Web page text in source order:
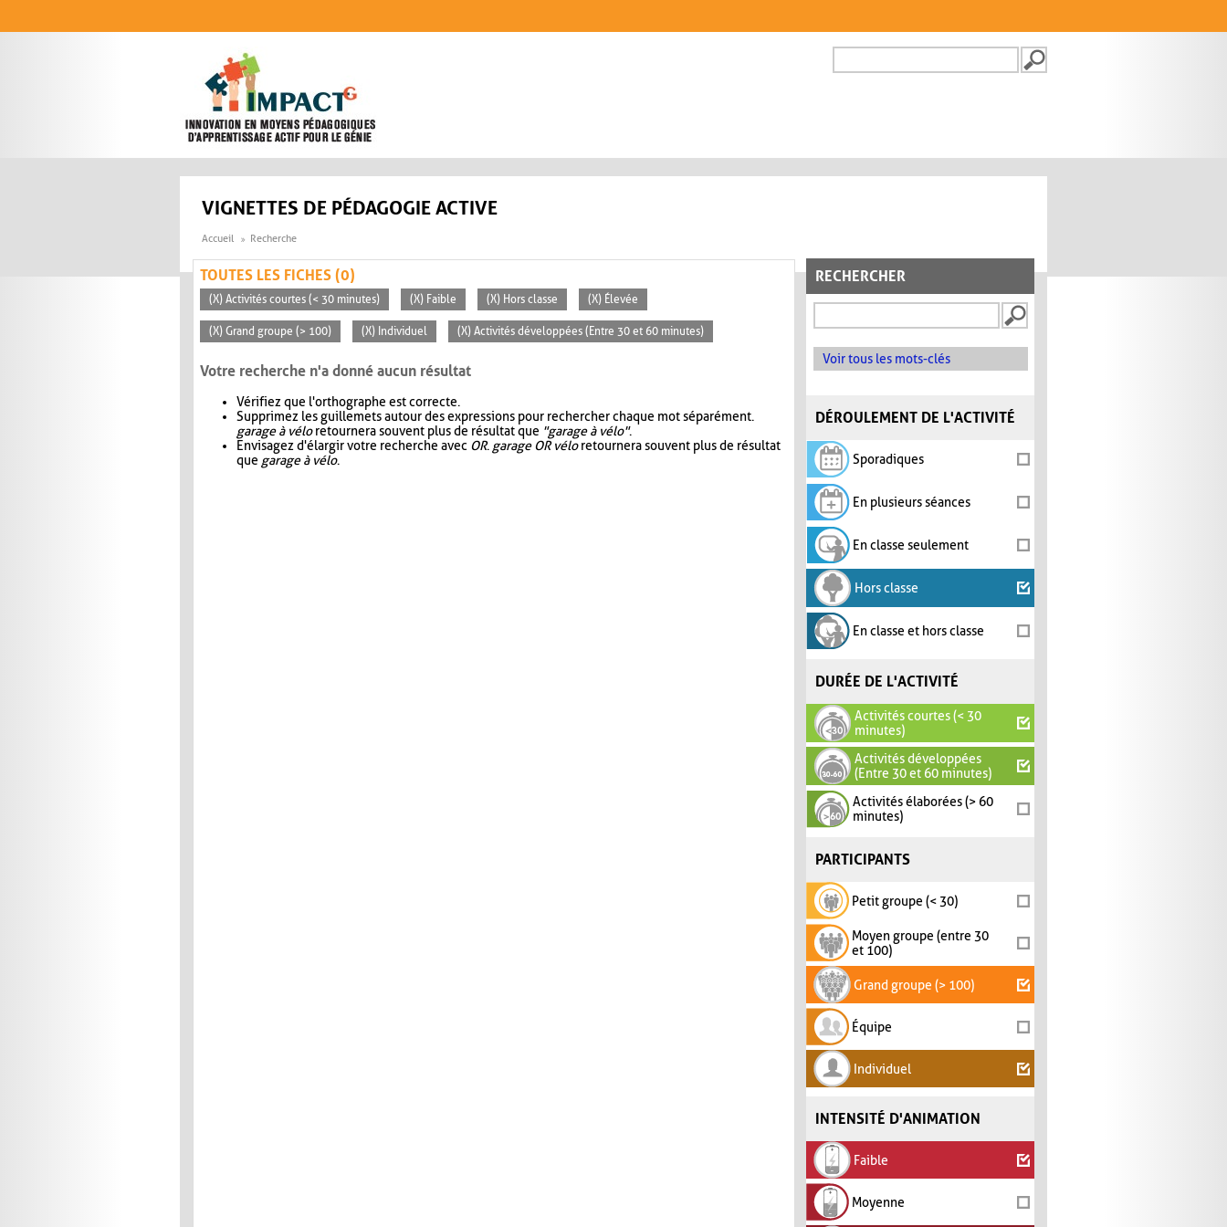
FORMULAIRE DE
VIGNETTES DE PÉDAGOGIE ACTIVE
Accueil Recherche
RECHERCHER
Voir tous les mots-clés
DÉROULEMENT DE L'ACTIVITÉ
Sporadiques
En plusieurs séances
En classe seulement
Hors classe
En classe et hors classe
DURÉE DE L'ACTIVITÉ
Activités courtes (< 30
minutes)
Activités développées
(Entre 30 et 60 minutes)
Activités élaborées (> 60
minutes)
PARTICIPANTS
Petit groupe (< 30)
Moyen groupe (entre 30
et 100)
Grand groupe (> 100)
Équipe
Individuel
INTENSITÉ D'ANIMATION
Faible
Moyenne
TOUTES LES FICHES (0)
(X) Activités courtes (< 30 minutes) (X) Faible (X) Hors classe (X) Élevée
(X) Grand groupe (> 100) (X) Individuel (X) Activités développées (Entre 30 et 60 minutes)
Votre recherche n'a donné aucun résultat
Vérifiez que l'orthographe est correcte.
Supprimez les guillemets autour des expressions pour rechercher chaque mot séparément.
garage à véloretournera souvent plus de résultat que "garage à vélo".
Envisagez d'élargir votre recherche avec OR. garage OR véloretournera souvent plus de résultat
que garage à vélo.